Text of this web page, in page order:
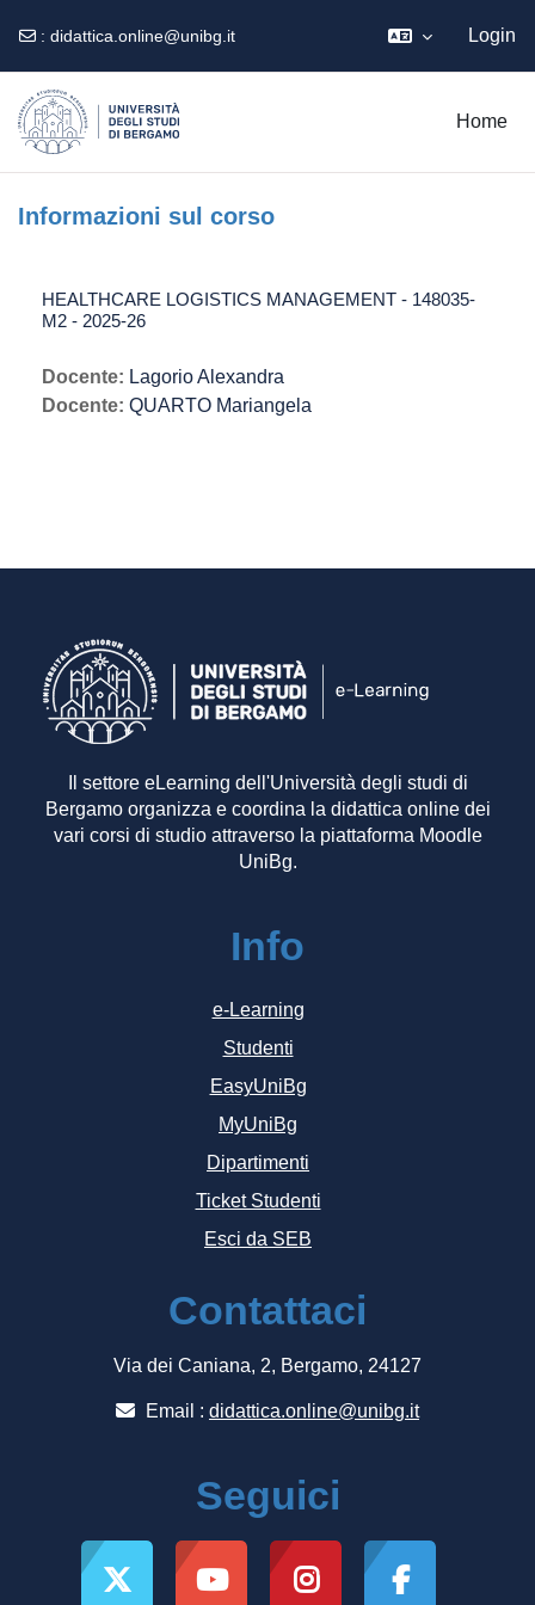
: didattica.online@unibg.it Login
Home
Informazioni sul corso
HEALTHCARE LOGISTICS MANAGEMENT - 148035-
M2 - 2025-26
Docente: Lagorio Alexandra
Docente: QUARTO Mariangela
Il settore eLearning dell'Università degli studi di
Bergamo organizza e coordina la didattica online dei
vari corsi di studio attraverso la piattaforma Moodle
UniBg.
Info
e-Learning
Studenti
EasyUniBg
MyUniBg
Dipartimenti
Ticket Studenti
Esci da SEB
Contattaci
Via dei Caniana, 2, Bergamo, 24127
Email : didattica.online@unibg.it
Seguici